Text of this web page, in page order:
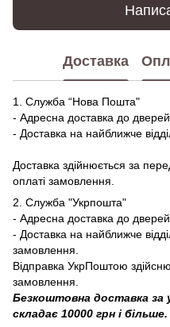
Доставка
1. Служба “Нова Пошта"
- Адресна доставка до дверей.
- Доставка на найближче
Доставка здійнюється за
оплаті замовлення.
2. Служба "Укрпошта"
- Адресна доставка до дверей.
- Доставка на найближче
замовлення.
Відправка УкрПоштою
замовлення.
Безкоштовна доставка за
складає 10000 грн і більше.